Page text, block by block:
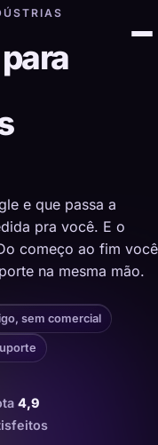
e que passa a
pra você. E o
começo ao fim você
na mesma mão.
sem comercial
4,9